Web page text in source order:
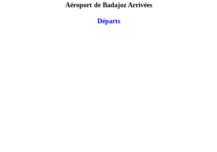
Aéroport de Badajoz Arrivées
Départs